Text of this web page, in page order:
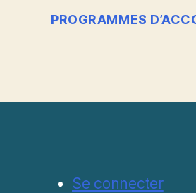
PROGRAMMES
Se connecter